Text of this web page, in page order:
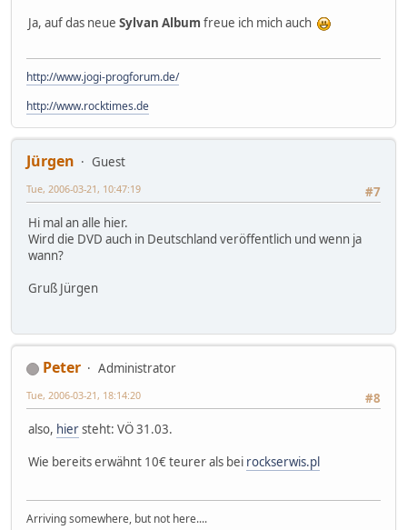
Ja, auf das neue Sylvan Album freue ich mich auch
http://www.jogi-progforum.de/
http://www.rocktimes.de
Jürgen
Guest
#7
Tue, 2006-03-21, 10:47:19
Hi mal an alle hier.
Wird die DVD auch in Deutschland veröffentlich und wenn ja
wann?
Gruß Jürgen
Peter
Administrator
#8
Tue, 2006-03-21, 18:14:20
also, hiersteht: VÖ 31.03.
Wie bereits erwähnt 10€ teurer als bei rockserwis.pl
Arriving somewhere, but not here....